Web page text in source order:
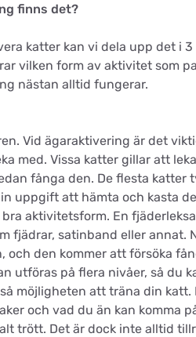
finns det?
katter kan vi dela upp det i
vilken form av aktivitet som
nästan alltid fungerar.
Vid ägaraktivering är det
med. Vissa katter gillar att
fånga den. De flesta katter
uppgift att hämta och kasta
aktivitetsform. En
fjädrar, satinband eller annat.
och den kommer att försöka
utföras på flera nivåer, så du
möjligheten att träna din katt.
och vad du än kan komma
trött. Det är dock inte alltid